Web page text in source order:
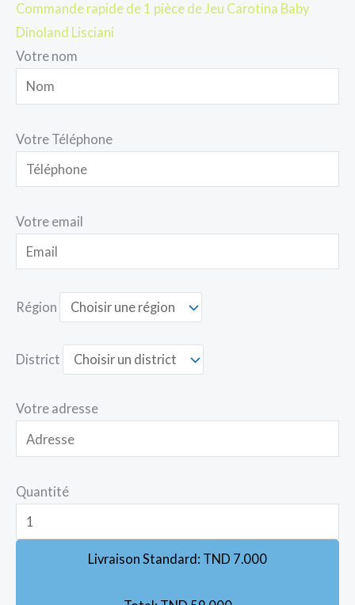
Commande rapide de 1 pièce de Jeu Carotina Baby
Dinoland Lisciani
Votre nom
Votre Téléphone
Votre email
Région
District
Votre adresse
Quantité
Livraison Standard: TND 7.000